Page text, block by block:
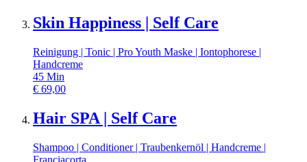
Skin Happiness | Self Care
Reinigung | Tonic | Pro Youth Maske | Iontophorese |
Handcreme
45 Min
€ 69,00
Hair SPA | Self Care
Shampoo | Conditioner | Traubenkernöl | Handcreme |
Franciacorta